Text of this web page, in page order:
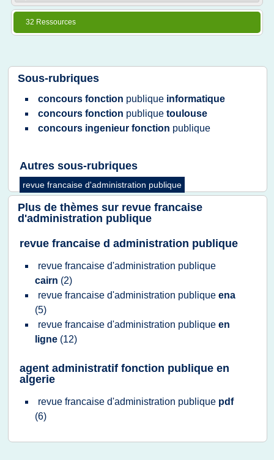
32 Ressources
Sous-rubriques
concours fonction publique informatique
concours fonction publique toulouse
concours ingenieur fonction publique
Autres sous-rubriques
revue francaise d'administration publique
Plus de thèmes sur revue francaise
d'administration publique
revue francaise d administration publique
revue francaise d'administration publique
cairn (2)
revue francaise d'administration publique ena
(5)
revue francaise d'administration publique en
ligne (12)
agent administratif fonction publique en
algerie
revue francaise d'administration publique pdf
(6)